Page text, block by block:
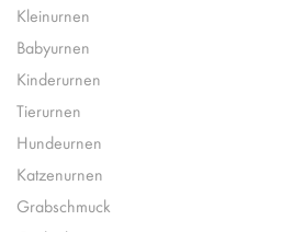
Kleinurnen
Babyurnen
Kinderurnen
Tierurnen
Hundeurnen
Katzenurnen
Grabschmuck